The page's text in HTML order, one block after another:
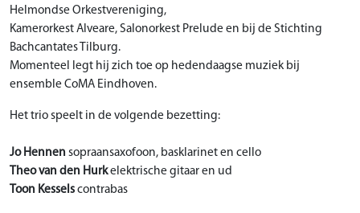
Helmondse Orkestvereniging,
Kamerorkest Alveare, Salonorkest Prelude en bij de Stichting
Bachcantates Tilburg.
Momenteel legt hij zich toe op hedendaagse muziek bij
ensemble CoMA Eindhoven.
Het trio speelt in de volgende bezetting:
Jo Hennen sopraansaxofoon, basklarinet en cello
Theo van den Hurkelektrische gitaar en ud
Toon Kesselscontrabas